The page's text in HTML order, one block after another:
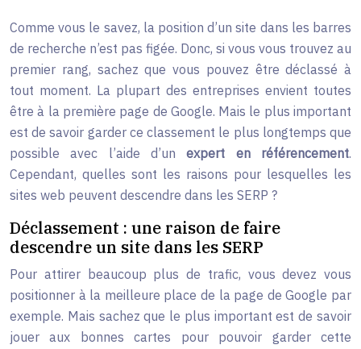
Comme vous le savez, la position d’un site dans les barres
de recherche n’est pas figée. Donc, si vous vous trouvez au
premier rang, sachez que vous pouvez être déclassé à
tout moment. La plupart des entreprises envient toutes
être à la première page de Google. Mais le plus important
est de savoir garder ce classement le plus longtemps que
possible avec l’aide d’unexpert en référencement.
Cependant, quelles sont les raisons pour lesquelles les
sites web peuvent descendre dans les SERP ?
Déclassement : une raison de faire
descendre un site dans les SERP
Pour attirer beaucoup plus de trafic, vous devez vous
positionner à la meilleure place de la page de Google par
exemple. Mais sachez que le plus important est de savoir
jouer aux bonnes cartes pour pouvoir garder cette